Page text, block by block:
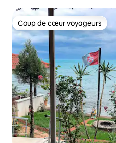
Coup de cœur voyageurs
Coup de cœur voyageurs